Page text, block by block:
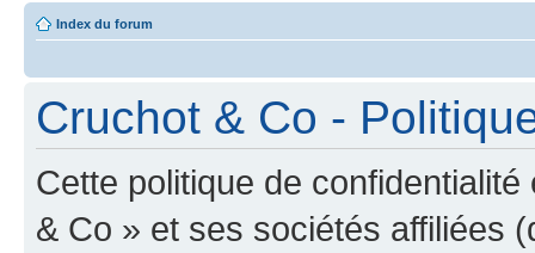
Index du forum
Cruchot & Co -
Cette politique de
& Co » et ses sociétés affiliées